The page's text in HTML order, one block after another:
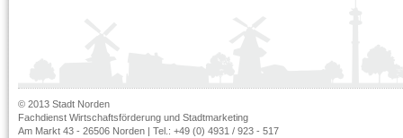
© 2013 Stadt Norden
Fachdienst Wirtschaftsförderung und Stadtmarketing
Am Markt 43 - 26506 Norden | Tel.: +49 (0) 4931 / 923 - 517